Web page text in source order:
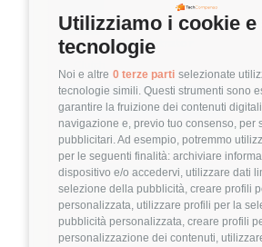
Utilizziamo i cookie e
tecnologie
Noi e altre 0 terze parti selezionate
tecnologie simili. Questi strumenti sono
garantire la fruizione dei contenuti
navigazione e, previo tuo consenso, per
pubblicitari. Ad esempio, potremmo
per le seguenti finalità: archiviare
dispositivo e/o accedervi, utilizzare dati
selezione della pubblicità, creare profili
personalizzata, utilizzare profili per la
pubblicità personalizzata, creare profili
personalizzazione dei contenuti,
System Administrator
3.8 FuffAnnuncio Score
💰 ~ 50.000€ - 60.000€ all'anno
📍 Milano 🏢 Ibrido💼 Middle/Senior
DevOps
Linux VMware